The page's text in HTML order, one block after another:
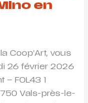
en
Coop’Art, vous
26 février 2026
FOL43 1
Vals-près-le-